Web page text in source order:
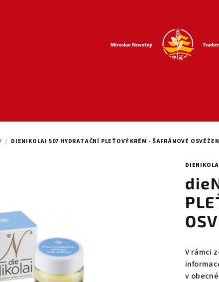
/ DIENIKOLAI 507 HYDRATAČNÍ PLEŤOVÝ KRÉM - ŠAFRÁNOVÉ
V rámci
v